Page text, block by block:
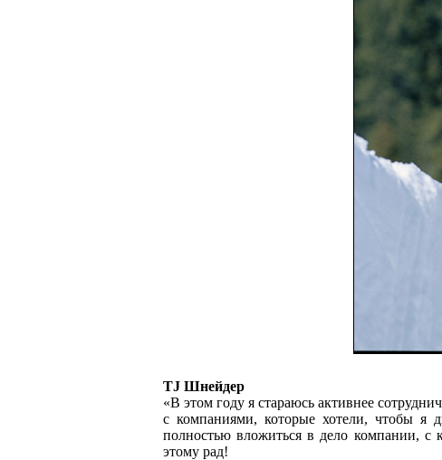
TJ Шнейдер
«В этом году я стараюсь активнее
с компаниями, которые хотели, чтобы я
полностью вложиться в дело компании, с
этому рад!